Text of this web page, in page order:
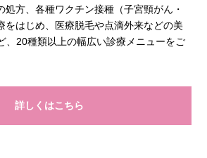
処方、各種ワクチン接種（子宮頸がん・
をはじめ、医療脱毛や点滴外来などの美
、20種類以上の幅広い診療メニューをご
詳しくはこちら